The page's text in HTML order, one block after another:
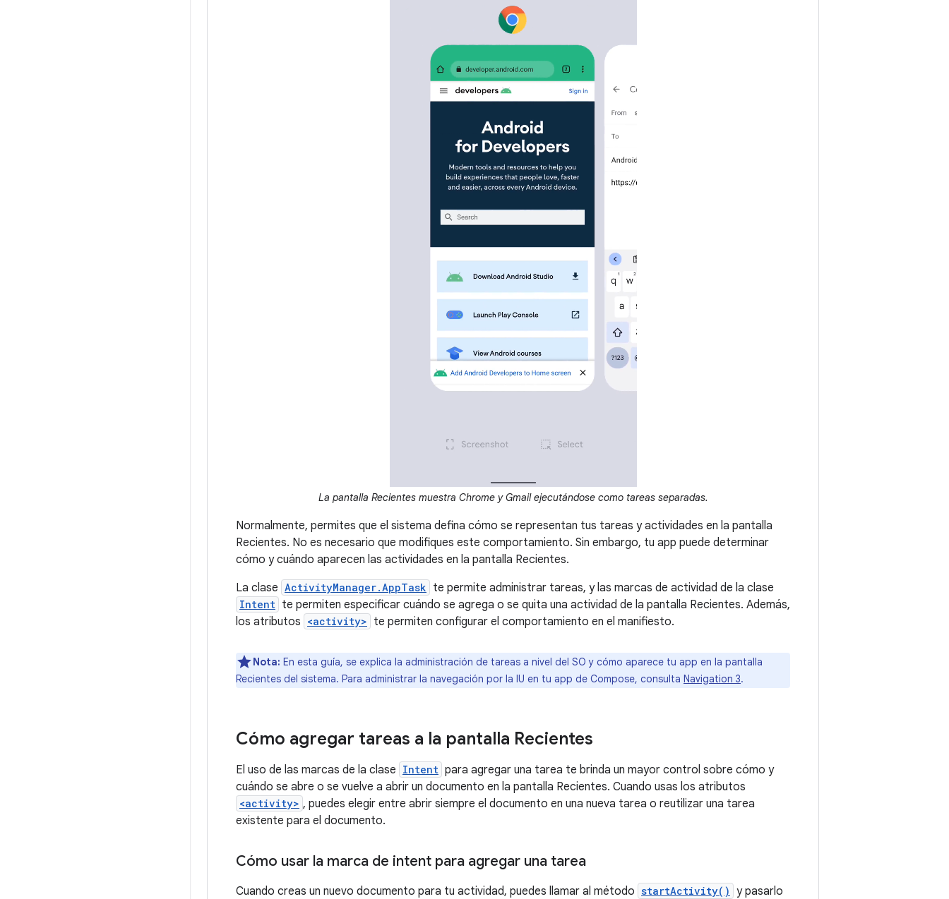
La pantalla Recientes muestra Chrome y Gmail ejecutándose como tareas separadas.
Normalmente, permites que el sistema defina cómo se representan tus tareas y actividades en la pantalla
Recientes. No es necesario que modifiques este comportamiento. Sin embargo, tu app puede determinar
cómo y cuándo aparecen las actividades en la pantalla Recientes.
La clase ActivityManager.AppTask te permite administrar tareas, y las marcas de actividad de la clase
Intent te permiten especificar cuándo se agrega o se quita una actividad de la pantalla Recientes. Además,
los atributos <activity> te permiten configurar el comportamiento en el manifiesto.
Nota: En esta guía, se explica la administración de tareas a nivel del SO y cómo aparece tu app en la pantalla
Recientes del sistema. Para administrar la navegación por la IU en tu app de Compose, consulta Navigation 3.
Cómo agregar tareas a la pantalla Recientes
El uso de las marcas de la clase Intent para agregar una tarea te brinda un mayor control sobre cómo y
cuándo se abre o se vuelve a abrir un documento en la pantalla Recientes. Cuando usas los atributos
<activity> , puedes elegir entre abrir siempre el documento en una nueva tarea o reutilizar una tarea
existente para el documento.
Cómo usar la marca de intent para agregar una tarea
Cuando creas un nuevo documento para tu actividad, puedes llamar al método startActivity() y pasarlo